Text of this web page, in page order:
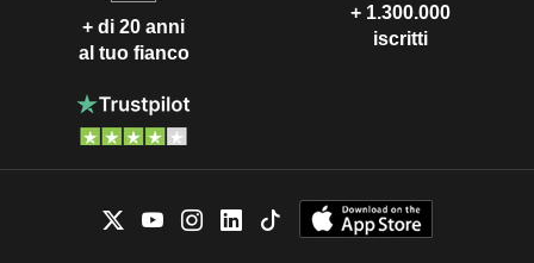
+ di 20 anni
al tuo fianco
+ 1.300.000
iscritti